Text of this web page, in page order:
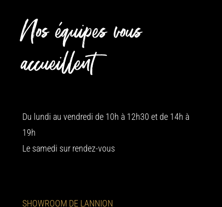
Nos équipes vous
accueillent
Du lundi au vendredi de 10h à 12h30 et de 14h à
19h
Le samedi sur rendez-vous
SHOWROOM DE LANNION